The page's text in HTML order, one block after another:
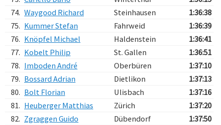
74. Waygood Richard Steinhausen
1:36:38
75. Kummer Stefan Fahrweid
1:36:39
76. Knöpfel Michael Haldenstein
1:36:41
77. Kobelt Philip St. Gallen
1:36:51
78. Imboden André Oberbüren
1:37:10
79. Bossard Adrian Dietlikon
1:37:13
80. Bolt Florian Ulisbach
1:37:16
81. Heuberger Matthias Zürich
1:37:20
82. Zgraggen Guido Dübendorf
1:37:50